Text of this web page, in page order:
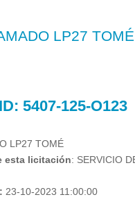
LP27 TOMÉ
ID: 5407-125-O123
LP27 TOMÉ
esta licitación: SERVICIO
23-10-2023 11:00:00